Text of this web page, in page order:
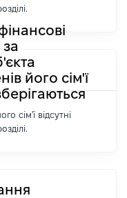
його сім'ї
сім'ї відсутні